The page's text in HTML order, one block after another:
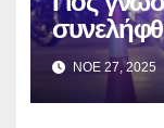
ΝΟΈ 27, 2025